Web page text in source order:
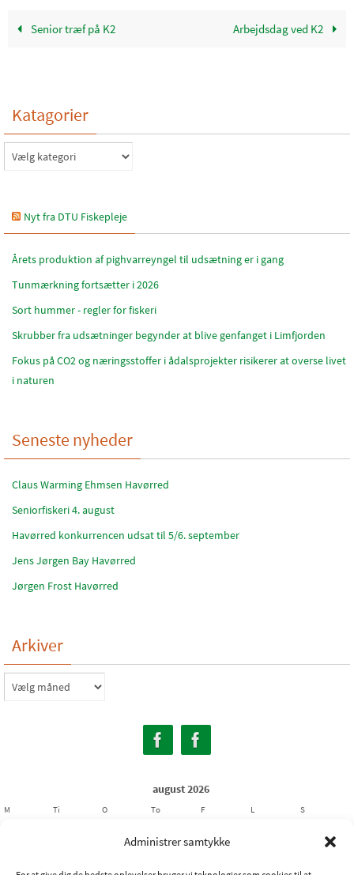
Administrer samtykke
Senior træf på K2 Arbejdsdag ved K2
Katagorier
Katagorier
Nyt fra DTU Fiskepleje
Årets produktion af pighvarreyngel til udsætning er i gang
Tunmærkning fortsætter i 2026
Sort hummer - regler for fiskeri
Skrubber fra udsætninger begynder at blive genfanget i Limfjorden
Fokus på CO2 og næringsstoffer i ådalsprojekter risikerer at overse livet
i naturen
Seneste nyheder
Claus Warming Ehmsen Havørred
Seniorfiskeri 4. august
Havørred konkurrencen udsat til 5/6. september
Jens Jørgen Bay Havørred
Jørgen Frost Havørred
Arkiver
Arkiver
august 2026
M Ti O To F L S